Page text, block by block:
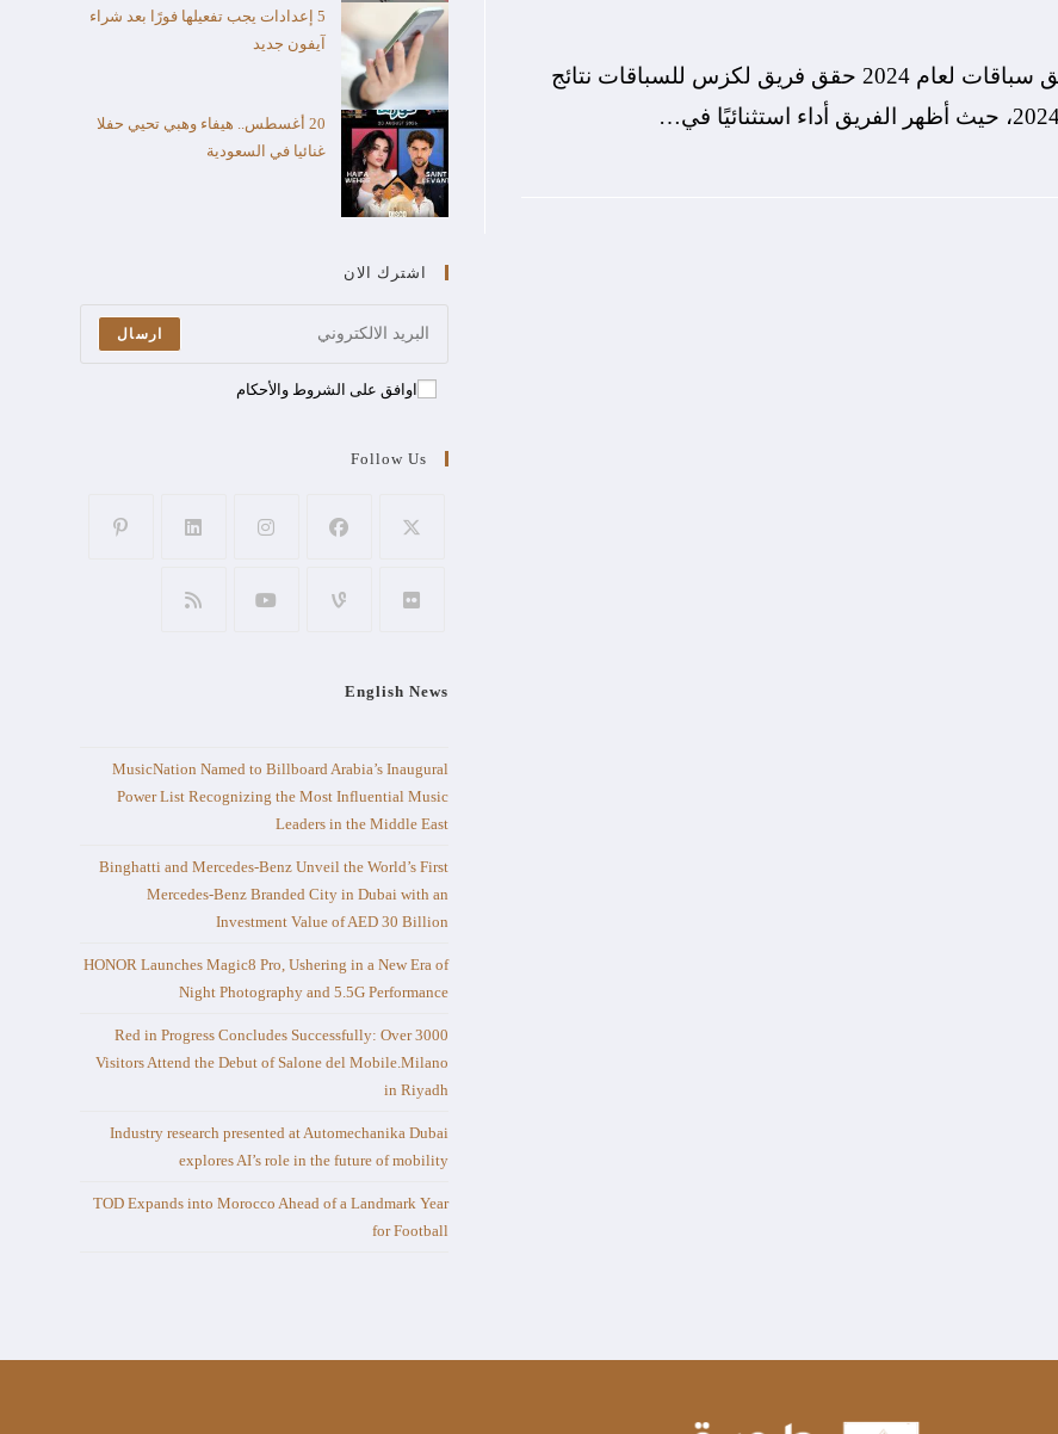
ويتوج بالجائزة الوطنية لقطاع السيارات كأفضل فريق سباقات لعام 2024 حقق فريق لكزس للسباقات نتائج
5 إعدادات يجب تفعيلها فورًا بعد شراء
آيفون جديد
20 أغسطس.. هيفاء وهبي تحيي حفلا
غنائيا في السعودية
اشترك الان
ارسال
اوافق على الشروط والأحكام
Follow Us
English News
MusicNation Named to Billboard Arabia’s Inaugural
Power List Recognizing the Most Influential Music
Leaders in the Middle East
Binghatti and Mercedes-Benz Unveil the World’s First
Mercedes-Benz Branded City in Dubai with an
Investment Value of AED 30 Billion
HONOR Launches Magic8 Pro, Ushering in a New Era of
Night Photography and 5.5G Performance
Red in Progress Concludes Successfully: Over 3000
Visitors Attend the Debut of Salone del Mobile.Milano
in Riyadh
Industry research presented at Automechanika Dubai
explores AI’s role in the future of mobility
TOD Expands into Morocco Ahead of a Landmark Year
for Football